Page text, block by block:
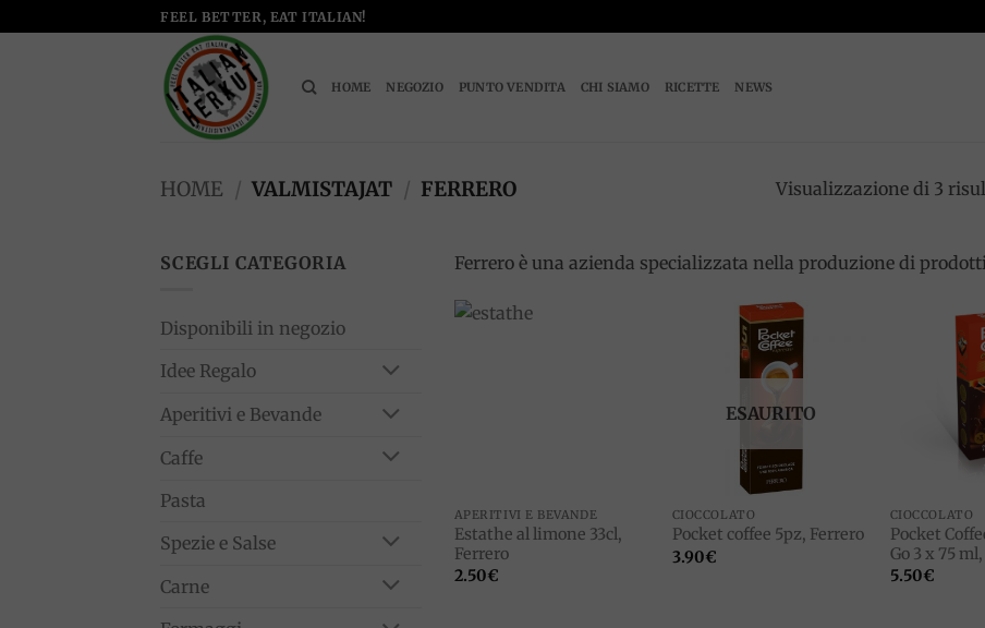
ai
FEEL BETTER, EAT ITALIAN!
HOME NEGOZIO PUNTO VENDITA CHI SIAMO RICETTE NEWS
HOME / VALMISTAJAT / FERRERO Visualizzazione di 3
SCEGLI CATEGORIA
Disponibili in negozio
Idee Regalo
Aperitivi e Bevande
Caffe
Pasta
Spezie e Salse
Carne
Ferrero è una azienda specializzata nella produzione di
APERITIVI E BEVANDE
Estathe al limone 33cl,
Ferrero
2.50€
wishlist
ESAURITO
CIOCCOLATO
Pocket coffee 5pz, Ferrero
3.90€
CIOCCOLATO
Pocket
Go 3 x 75
5.50€